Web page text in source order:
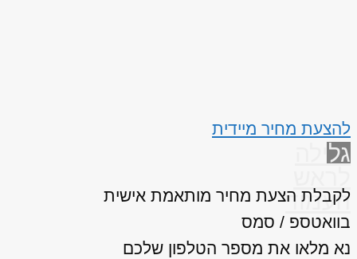
להצעת מחיר מיידית
גלילה
העמוד
לקבלת הצעת מחיר מותאמת אישית
בוואטספ / סמס
נא מלאו את מספר הטלפון שלכם